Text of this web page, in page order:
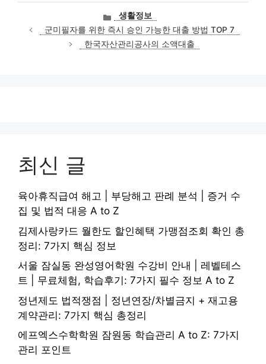
카
테
고
리
생활정보
군미필자를 위한 즉시 승인 가능한 대출 방법 TOP 7
한국자산관리공사의 소액대출
최신 글
육아휴직급여 해고 | 부당해고 판례 분석 | 증거 수
집 및 법적 대응 A to Z
김제사랑카드 월한도 할인혜택 가맹점조회 확인 총
정리: 7가지 핵심 정보
서울 잠실동 완성영어학원 수강비 안내 | 레벨테스
트 | 무료체험, 학습후기: 7가지 필수 정보 A to Z
정년제도 법적쟁점 | 정년연장/차별금지 + 재고용
계약관리: 7가지 핵심 총정리
에프엑스수학학원 잠원동 학습관리 A to Z: 7가지
관리 포인트